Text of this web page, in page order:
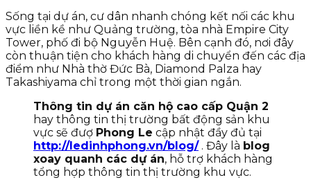
Sống tại dự án, cư dân nhanh chóng kết nối các khu
vực liền kề như Quảng trường, tòa nhà Empire City
Tower, phố đi bộ Nguyễn Huệ. Bên cạnh đó, nơi đây
còn thuận tiện cho khách hàng di chuyển đến các địa
điểm như Nhà thờ Đức Bà, Diamond Palza hay
Takashiyama chỉ trong một thời gian ngắn.
Thông tin dự án căn hộ cao cấp Quận 2
hay thông tin thị trường bất động sản khu
vực sẽ đượ Phong Le cập nhật đầy đủ tại
http://ledinhphong.vn/blog/. Đây là blog
xoay quanh các dự án, hỗ trợ khách hàng
tổng hợp thông tin thị trường khu vực.